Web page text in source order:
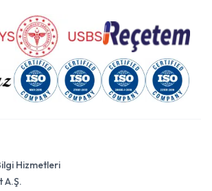
Hizmetleri
A.Ş.